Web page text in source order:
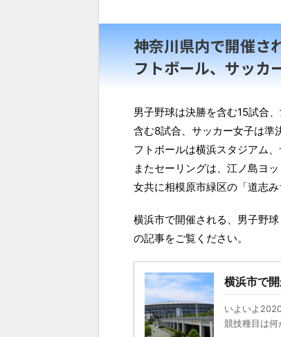
神奈川県内で開催さ
フトボール、サッカ
男子野球は決勝を含む15試合
含む8試合、サッカー女子は準
フトボールは横浜スタジアム
またセーリングは、江ノ島ヨ
女共に相模原市緑区の「道志み
横浜市で開催される、男子野
の記事をご覧ください。
横浜市で
いよいよ
競技種目は何